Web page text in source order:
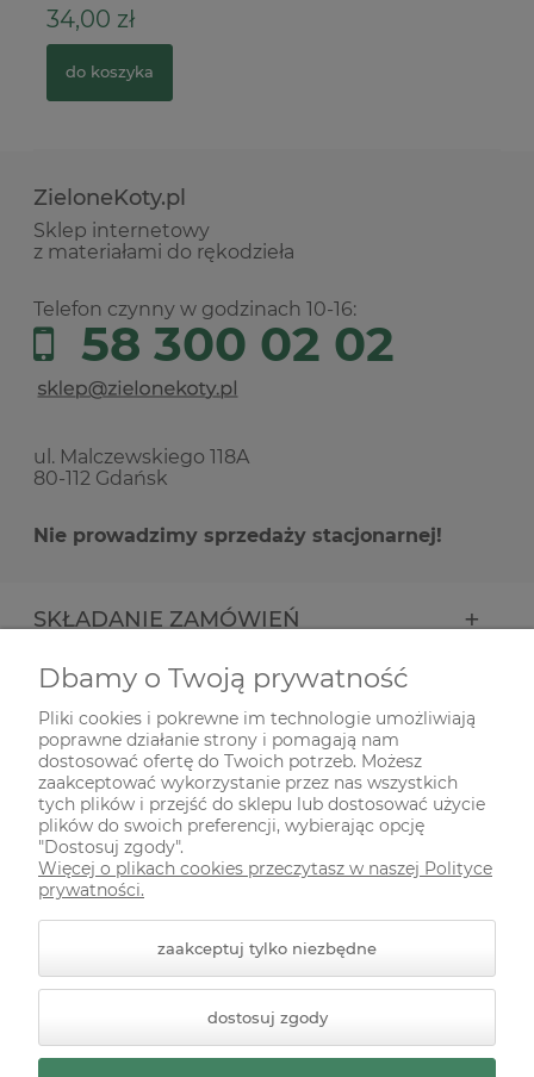
34,00 zł
do koszyka
ZieloneKoty.pl
Sklep internetowy
z materiałami do rękodzieła
Telefon czynny w godzinach 10-16:
58 300 02 02
ul. Malczewskiego 118A
80-112 Gdańsk
Nie prowadzimy sprzedaży stacjonarnej!
SKŁADANIE ZAMÓWIEŃ
INFORMACJE
ODWIEDŹ NAS NA
Styl graficzny ShopGadget.pl
Sklep internetowy Shoper
Premium
Dbamy o Twoją prywatność
Pliki cookies i pokrewne im technologie umożliwiają
poprawne działanie strony i pomagają nam
dostosować ofertę do Twoich potrzeb. Możesz
zaakceptować wykorzystanie przez nas wszystkich
tych plików i przejść do sklepu lub dostosować użycie
plików do swoich preferencji, wybierając opcję
"Dostosuj zgody".
Więcej o plikach cookies przeczytasz w naszej Polityce
prywatności.
zaakceptuj tylko niezbędne
dostosuj zgody